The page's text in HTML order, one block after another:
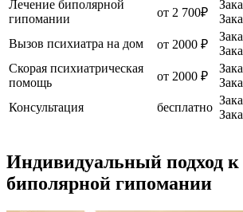
Лечение биполярной
гипомании
от 2 700₽
Вызов психиатра на дом
от 2000 ₽
Скорая психиатрическая
помощь
от 2000 ₽
Консультация
бесплатно
Индивидуальный подход
биполярной гипомании